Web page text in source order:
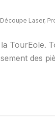
Découpe Laser,
TourEole.
des